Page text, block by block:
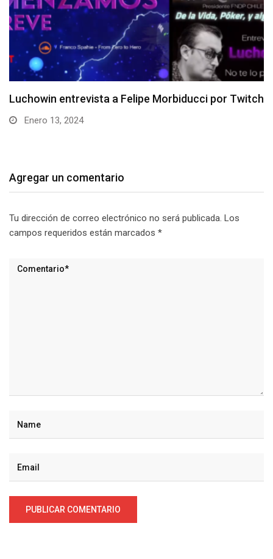
Entrevista a Roberto “xstardownx” Flández
Diciembre 11, 2023
Agregar un comentario
Tu dirección de correo electrónico no será publicada. Los
campos requeridos están marcados *